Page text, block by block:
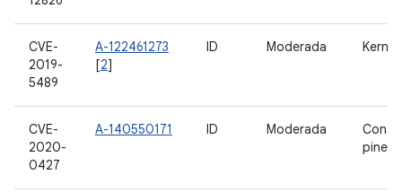
CVE-
2019-
5489
A-122461273
[2]
ID Moderada Kernel
CVE-
2020-
0427
A-140550171 ID Moderada
pines